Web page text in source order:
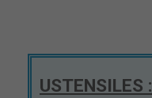
USTENSILES :